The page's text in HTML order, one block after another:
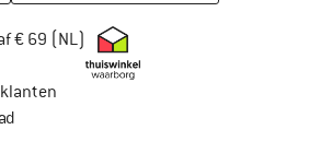
€ 69 (NL) Vind hier de
de betalingsinformatie hier! Opent in